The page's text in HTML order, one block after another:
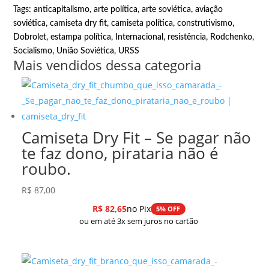
Tags:anticapitalismo,arte política,arte soviética,aviação
soviética,camiseta dry fit,camiseta política,construtivismo,
Dobrolet,estampa política, Internacional, resistência, Rodchenko,
Socialismo, União Soviética, URSS
Mais vendidos dessa categoria
Camiseta Dry Fit – Se pagar não
te faz dono, pirataria não é
roubo.
R$ 87,00
R$82,65no Pix 5% OFF
ou em até 3x sem juros no cartão